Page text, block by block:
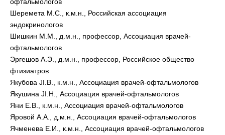
офтальмологов
Шеремета М.С., к.м.н., Российская ассоциация
эндокринологов
Шишкин М.М., д.м.н., профессор, Ассоциация врачей-
офтальмологов
Эргешов А.Э., д.м.н., профессор, Российское общество
фтизиатров
Якубова JI.B., к.м.н., Ассоциация врачей-офтальмологов
Якушина JI.H., Ассоциация врачей-офтальмологов
Яни Е.В., к.м.н., Ассоциация врачей-офтальмологов
Яровой А.А., д.м.н., Ассоциация врачей-офтальмологов
Ячменева Е.И., к.м.н., Ассоциация врачей-офтальмологов